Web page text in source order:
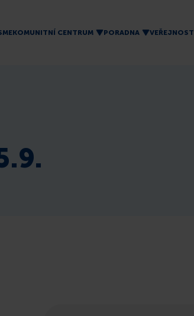
KOMUNITNÍ CENTRUM PORADNA VEŘEJNOST